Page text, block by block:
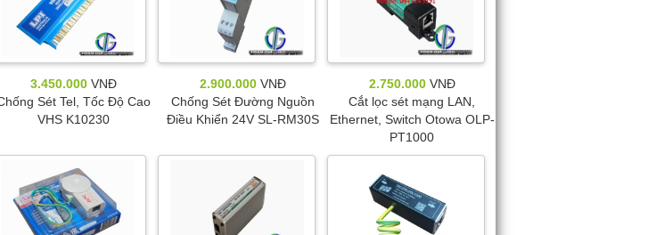
3.450.000VNĐ
Sét Tel, Tốc Độ Cao
VHS K10230
2.900.000VNĐ
Chống Sét Đường Nguồn
Điều Khiển 24V SL-RM30S
2.750.000VNĐ
Cắt lọc sét mạng LAN,
Ethernet, Switch Otowa OLP-
PT1000